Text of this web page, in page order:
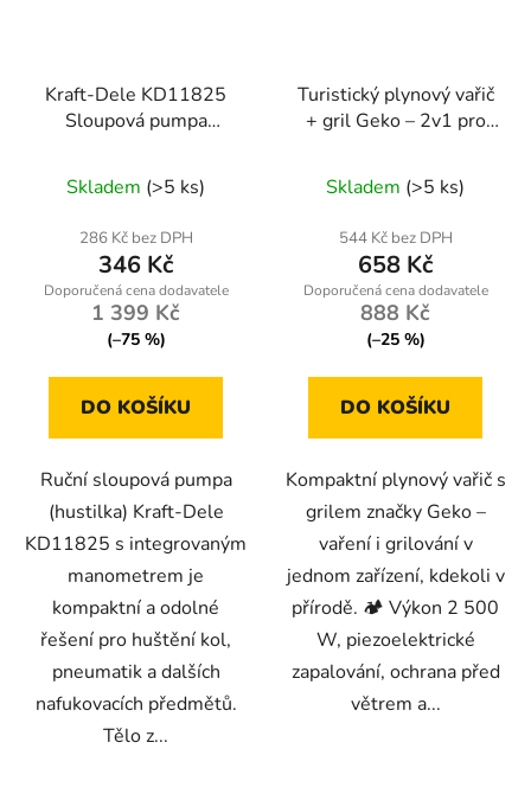
Kraft-Dele KD11825
Sloupová pumpa
Skladem (>5 ks)
286 Kč bez DPH
346 Kč
1 399 Kč
(–75 %)
DO KOŠÍKU
Ruční sloupová pumpa
(hustilka) Kraft-Dele
KD11825 s integrovaným
manometrem je
kompaktní a odolné
řešení pro huštění kol,
pneumatik a dalších
nafukovacích předmětů.
Tělo z...
Turistický plynový vařič
+ gril Geko – 2v1 pro
Skladem (>5 ks)
544 Kč bez DPH
658 Kč
888 Kč
(–25 %)
DO KOŠÍKU
Kompaktní plynový vařič s
grilem značky Geko –
vaření i grilování v
jednom zařízení, kdekoli v
přírodě. 🏕️ Výkon 2 500
W, piezoelektrické
zapalování, ochrana před
větrem a...